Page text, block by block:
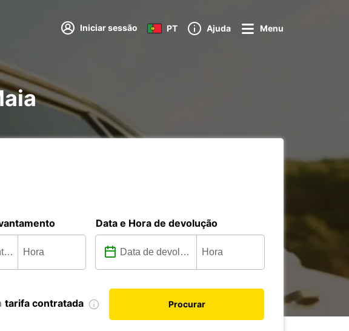
Iniciar sessão PT Ajuda Menu
Data e Hora de devolução
tarifa contratada Procurar